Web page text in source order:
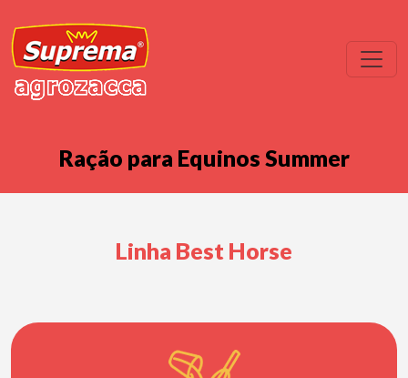
Ração para Equinos Summer
Linha Best Horse